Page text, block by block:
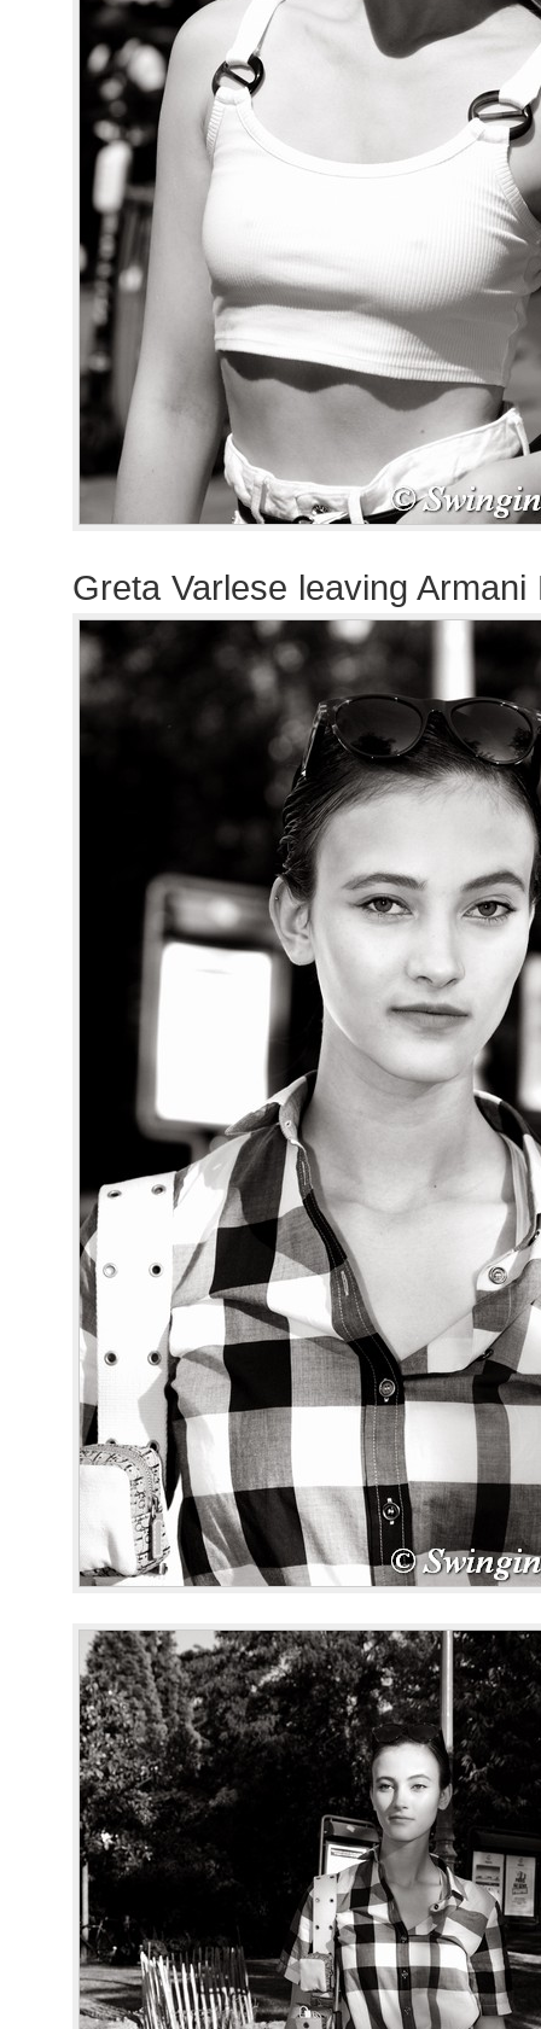
Greta Varlese leaving Armani